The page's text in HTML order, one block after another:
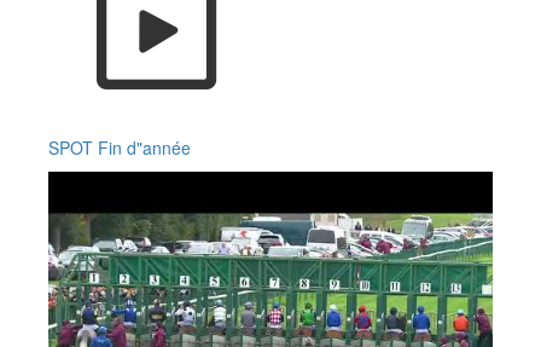
SPOT Fin d"année